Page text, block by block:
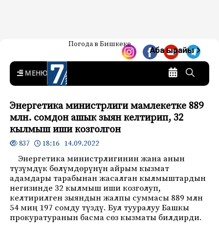
7-канал. Жаңылыктар —
Кыргызстан
Жаңылыктар — Кыргызстан
Погода в Бишкеке
Аба ырайы
MENU
Энергетика министрлиги мамлекетке 889
млн. сомдон ашык зыян келтирип, 32
кылмыш иши козголгон
837 18:16 14.09.2022
Энергетика министрлигинин жана анын
түзүмдүк бөлүмдөрүнүн айрым кызмат
адамдары тарабынан жасалган кылмыштардын
негизинде 32 кылмыш иши козголуп,
келтирилген зыяндын жалпы суммасы 889 млн
54 миң 197 сомду түздү. Бул тууралуу Башкы
прокуратуранын басма сөз кызматы билдирди.